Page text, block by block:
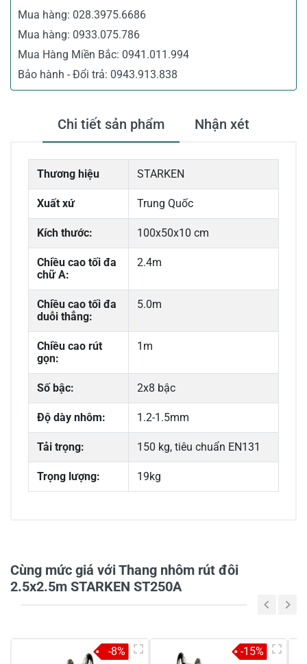
Mua hàng: 028.3975.6686
Mua hàng: 0933.075.786
Mua Hàng Miền Bắc: 0941.011.994
Bảo hành - Đổi trả: 0943.913.838
Chi tiết sản phẩm Nhận xét
Thương hiệu STARKEN
Xuất xứ Trung Quốc
Kích thước: 100x50x10 cm
Chiều cao tối đa
chữ A:
2.4m
Chiều cao tối đa
duỗi thẳng:
5.0m
Chiều cao rút
gọn:
1m
Số bậc: 2x8 bậc
Độ dày nhôm: 1.2-1.5mm
Tải trọng: 150 kg, tiêu chuẩn EN131
Trọng lượng: 19kg
3
Cùng mức giá với Thang nhôm rút đôi
2.5x2.5m STARKEN ST250A
-8% -15%